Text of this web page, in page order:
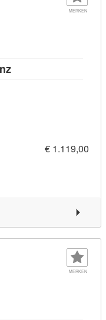
MERKEN
Kursdetail: Dipl.
€ 1.119,00
MERKEN